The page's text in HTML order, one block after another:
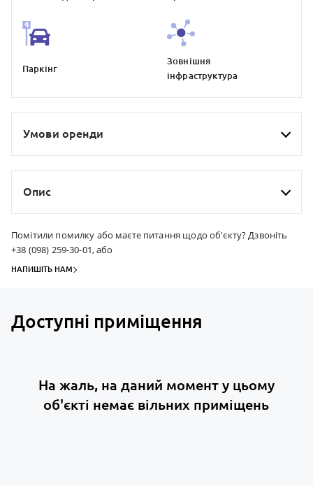
Паркiнг
Зовнiшня
iнфраструктура
Умови оренди
Опис
Помітили помилку або маєте питання щодо об'єкту? Дзвоніть
+38 (098) 259-30-01, або
НАПИШІТЬ НАМ
Доступні приміщення
На жаль, на даний момент у цьому
об'єкті немає вільних приміщень